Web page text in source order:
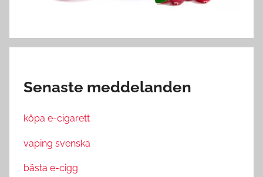
Senaste meddelanden
köpa e-cigarett
vaping svenska
bästa e-cigg